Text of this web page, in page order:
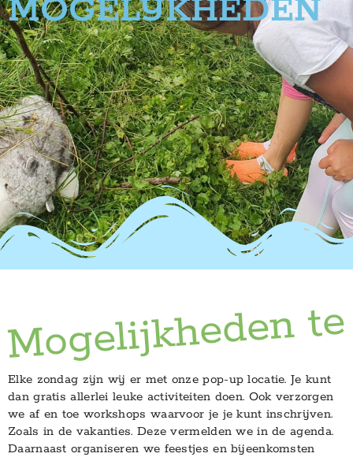
MOGELIJKHEDEN
Mogelijkheden te over!
Elke zondag zijn wij er met onze pop-up locatie. Je kunt
dan gratis allerlei leuke activiteiten doen. Ook verzorgen
we af en toe workshops waarvoor je je kunt inschrijven.
Zoals in de vakanties. Deze vermelden we in de agenda.
Daarnaast organiseren we feestjes en bijeenkomsten